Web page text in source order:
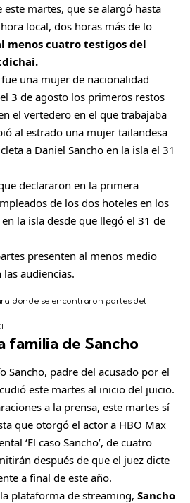
este martes, que se alargó hasta
local, dos horas más de lo
menos cuatro testigos del
una mujer de nacionalidad
3 de agosto los primeros restos
el vertedero en el que trabajaba
al estrado una mujer tailandesa
a Daniel Sancho en la isla el 31
declararon en la primera
de los dos hoteles en los
la isla desde que llegó el 31 de
presenten al menos medio
audiencias.
donde se encontraron partes del
familia de Sancho
Sancho, padre del acusado por el
este martes al inicio del juicio.
a la prensa, este martes sí
que otorgó el actor a HBO Max
‘El caso Sancho’, de cuatro
después de que el juez dicte
a final de este año.
plataforma de streaming, Sancho